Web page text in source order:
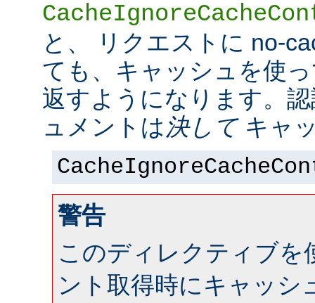
と、 リクエストに no-
ても、キャッシュを使
返すようになります。
ュメントは 決してキャ
警告
このディレクティブを
ント取得時にキャッシ